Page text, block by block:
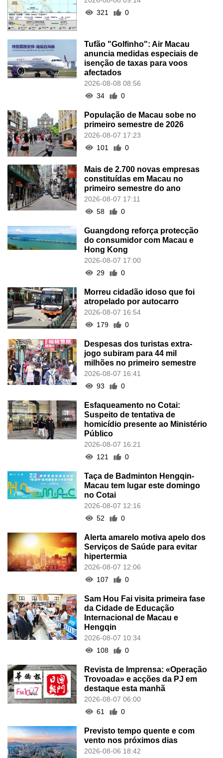
321
0
Tufão "Golfinho": Air Macau
anuncia medidas especiais de
isenção de taxas para voos
afectados
2026-08-08 08:56
34
0
População de Macau sobe no
primeiro semestre de 2026
2026-08-07 17:23
101
0
Mais de 2.700 novas empresas
constituídas em Macau no
primeiro semestre do ano
2026-08-07 17:11
58
0
Guangdong reforça protecção
do consumidor com Macau e
Hong Kong
2026-08-07 17:00
29
0
Morreu cidadão idoso que foi
atropelado por autocarro
2026-08-07 16:54
179
0
Despesas dos turistas extra-
jogo subiram para 44 mil
milhões no primeiro semestre
2026-08-07 16:41
93
0
Esfaqueamento no Cotai:
Suspeito de tentativa de
homicídio presente ao Ministério
Público
2026-08-07 16:21
121
0
Taça de Badminton Hengqin-
Macau tem lugar este domingo
no Cotai
2026-08-07 12:16
52
0
Alerta amarelo motiva apelo dos
Serviços de Saúde para evitar
hipertermia
2026-08-07 12:06
107
0
Sam Hou Fai visita primeira fase
da Cidade de Educação
Internacional de Macau e
Hengqin
2026-08-07 10:34
108
0
Revista de Imprensa: «Operação
Trovoada» e acções da PJ em
destaque esta manhã
2026-08-07 06:00
61
0
Previsto tempo quente e com
vento nos próximos dias
2026-08-06 18:42